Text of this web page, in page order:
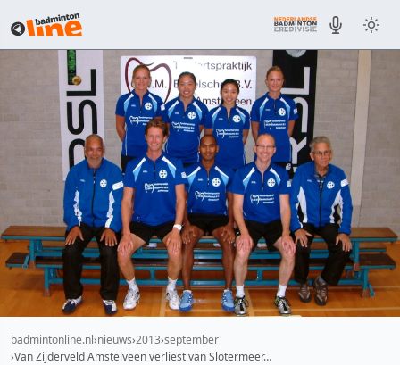
badmintonline.nl nieuws 2013 september
Van Zijderveld Amstelveen verliest van Slotermeer…